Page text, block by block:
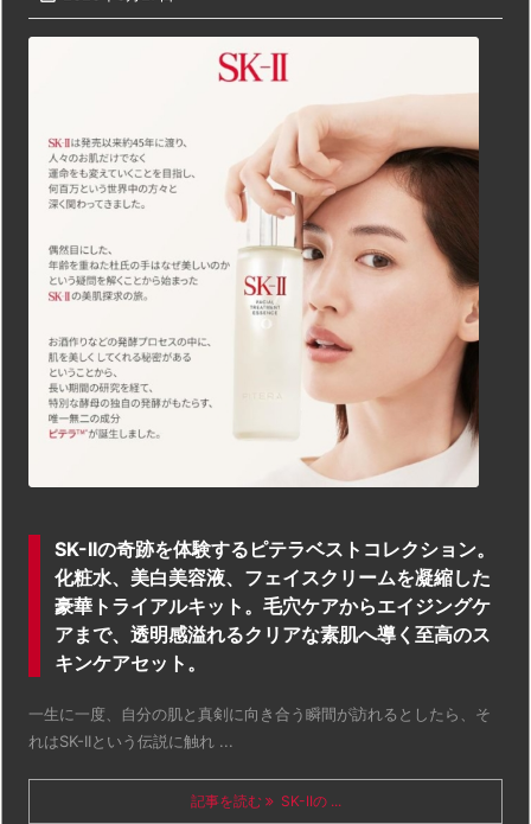
SK-IIの奇跡を体験するピテラベストコレクション。
化粧水、美白美容液、フェイスクリームを凝縮した
豪華トライアルキット。毛穴ケアからエイジングケ
アまで、透明感溢れるクリアな素肌へ導く至高のス
キンケアセット。
一生に一度、自分の肌と真剣に向き合う瞬間が訪れるとしたら、そ
れはSK-IIという伝説に触れ ...
記事を読む SK-IIの ...